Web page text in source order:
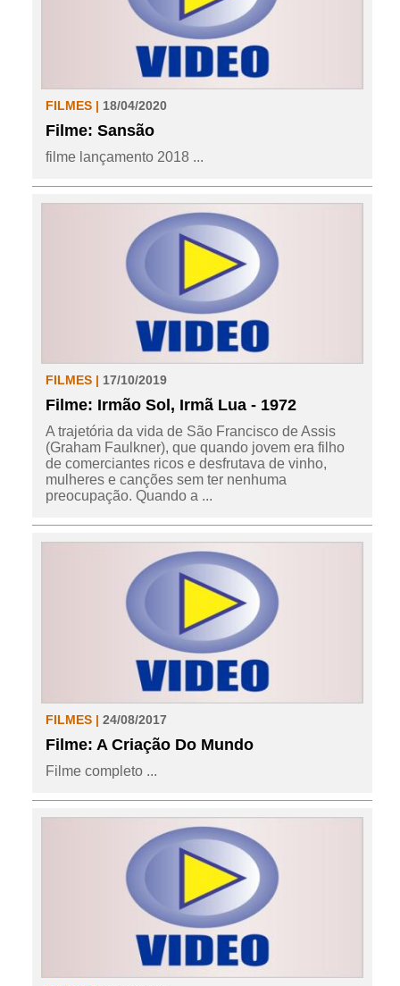
FILMES | 18/04/2020
Filme: Sansão
filme lançamento 2018 ...
FILMES | 17/10/2019
Filme: Irmão Sol, Irmã Lua - 1972
A trajetória da vida de São Francisco de Assis
(Graham Faulkner), que quando jovem era filho
de comerciantes ricos e desfrutava de vinho,
mulheres e canções sem ter nenhuma
preocupação. Quando a ...
FILMES | 24/08/2017
Filme: A Criação Do Mundo
Filme completo ...